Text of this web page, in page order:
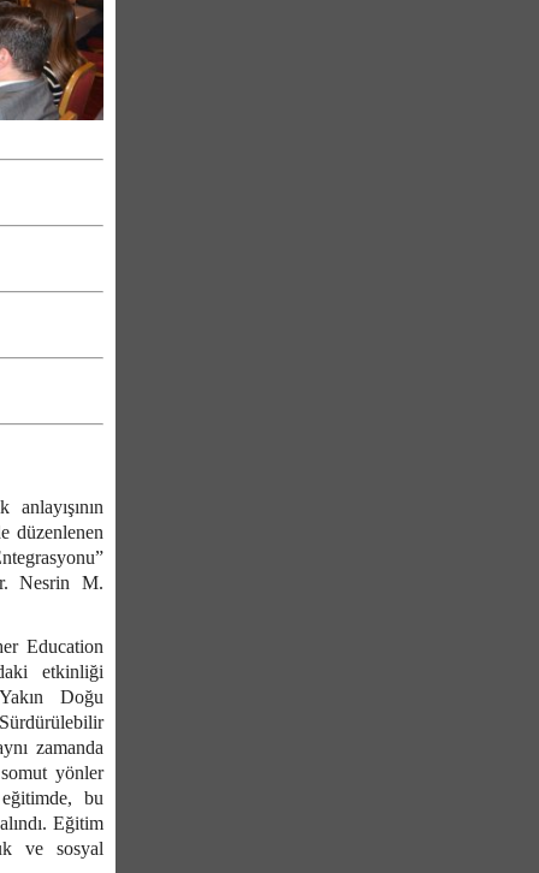
düzenlenen
Nesrin M.
Education
etkinliği
Doğu
zamanda
yönler
bu
Eğitim
ve sosyal